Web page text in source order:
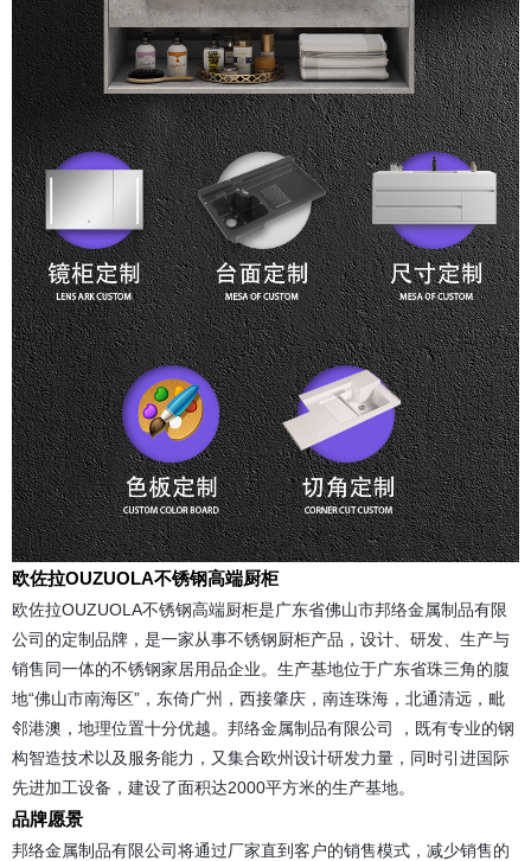
欧佐拉OUZUOLA不锈钢高端厨柜
欧佐拉OUZUOLA不锈钢高端厨柜是广东省佛山市邦络金属制品有限
公司的定制品牌，是一家从事不锈钢厨柜产品，设计、研发、生产与
销售同一体的不锈钢家居用品企业。生产基地位于广东省珠三角的腹
地“佛山市南海区”，东倚广州，西接肇庆，南连珠海，北通清远，毗
邻港澳，地理位置十分优越。邦络金属制品有限公司 ，既有专业的钢
构智造技术以及服务能力，又集合欧州设计研发力量，同时引进国际
先进加工设备，建设了面积达2000平方米的生产基地。
品牌愿景
邦络金属制品有限公司将通过厂家直到客户的销售模式，减少销售的